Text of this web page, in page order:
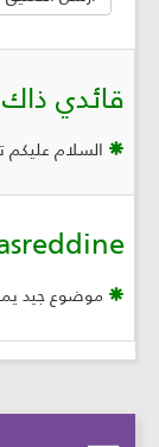
قائدي
السلام عليكم
موضوع جيد